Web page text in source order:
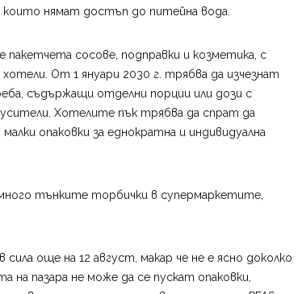
които нямат достъп до питейна вода.
пакетчета сосове, подправки и козметика, с
От 1 януари 2030 г. трябва да изчезнат
съдържащи отделни порции или дози с
Хотелите пък трябва да спрат да
опаковки за еднократна и индивидуална
тънките торбички в супермаркетите,
сила още на 12 август, макар че не е ясно доколко
на пазара не може да се пускат опаковки,